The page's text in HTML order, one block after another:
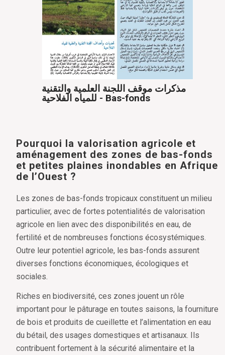
مذكرات موقف اللجنة العلمية والتقنية
للمياه الفلاحية - Bas-fonds
Pourquoi la valorisation agricole et
aménagement des zones de bas-fonds
et petites plaines inondables en Afrique
de l’Ouest ?
Les zones de bas-fonds tropicaux constituent un milieu
particulier, avec de fortes potentialités de valorisation
agricole en lien avec des disponibilités en eau, de
fertilité et de nombreuses fonctions écosystémiques.
Outre leur potentiel agricole, les bas-fonds assurent
diverses fonctions économiques, écologiques et
sociales.
Riches en biodiversité, ces zones jouent un rôle
important pour le pâturage en toutes saisons, la fourniture
de bois et produits de cueillette et l’alimentation en eau
du bétail, des usages domestiques et artisanaux. Ils
contribuent fortement à la sécurité alimentaire et la